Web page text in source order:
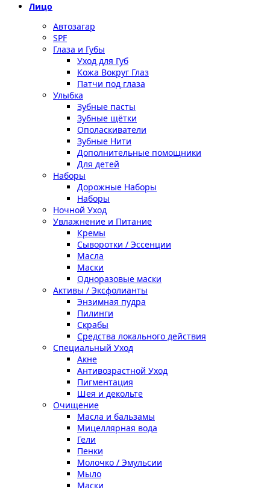
Лицо
Автозагар
SPF
Глаза и Губы
Уход для Губ
Кожа Вокруг Глаз
Патчи под глаза
Улыбка
Зубные пасты
Зубные щётки
Ополаскиватели
Зубные Нити
Дополнительные помощники
Для детей
Наборы
Дорожные Наборы
Наборы
Ночной Уход
Увлажнение и Питание
Кремы
Сыворотки / Эссенции
Масла
Маски
Одноразовые маски
Активы / Эксфолианты
Энзимная пудра
Пилинги
Скрабы
Средства локального действия
Специальный Уход
Акне
Антивозрастной Уход
Пигментация
Шея и декольте
Очищение
Масла и бальзамы
Мицеллярная вода
Гели
Пенки
Молочко / Эмульсии
Мыло
Маски